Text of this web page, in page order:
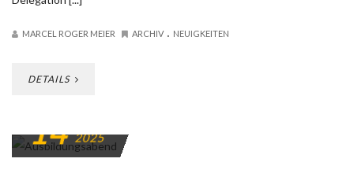
MARCEL ROGER MEIER ARCHIV . NEUIGKEITEN
DETAILS
14 2025